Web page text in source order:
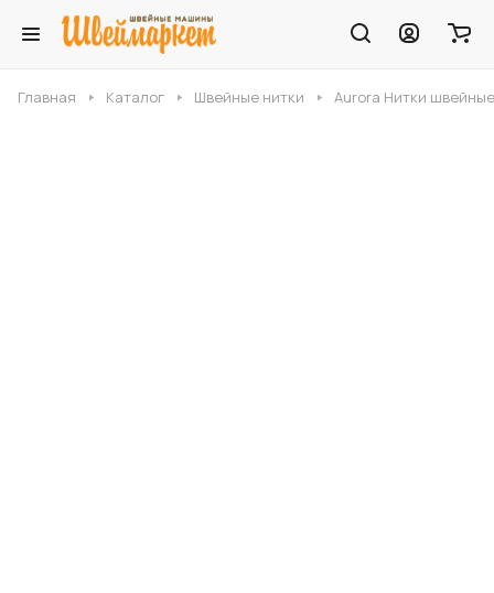
Главная Каталог Швейные нитки Aurora Нитки